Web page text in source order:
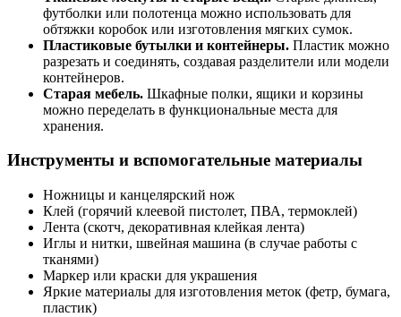
футболки или полотенца можно использовать для
обтяжки коробок или изготовления мягких сумок.
Пластиковые бутылки и контейнеры. Пластик можно
разрезать и соединять, создавая разделители или модели
контейнеров.
Старая мебель. Шкафные полки, ящики и корзины
можно переделать в функциональные места для
хранения.
Инструменты и вспомогательные материалы
Ножницы и канцелярский нож
Клей (горячий клеевой пистолет, ПВА, термоклей)
Лента (скотч, декоративная клейкая лента)
Иглы и нитки, швейная машина (в случае работы с
тканями)
Маркер или краски для украшения
Яркие материалы для изготовления меток (фетр, бумага,
пластик)